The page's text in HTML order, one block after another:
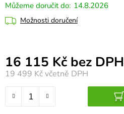
14.8.2026
Možnosti doručení
19 499 Kčvčetně DPH
16 115 Kč bez DPH
Měrná cena: